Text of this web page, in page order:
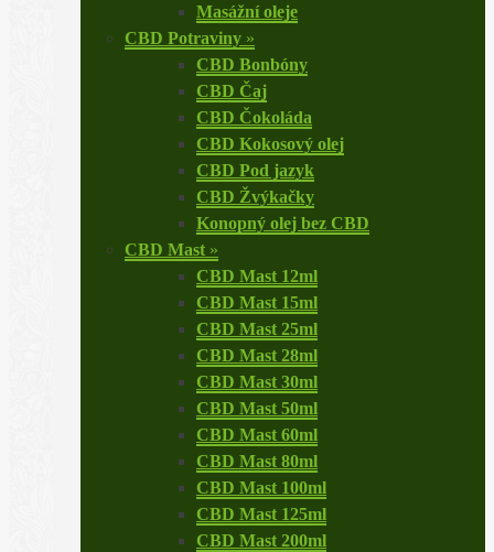
Masážní oleje
CBD Potraviny »
CBD Bonbóny
CBD Čaj
CBD Čokoláda
CBD Kokosový olej
CBD Pod jazyk
CBD Žvýkačky
Konopný olej bez CBD
CBD Mast »
CBD Mast 12ml
CBD Mast 15ml
CBD Mast 25ml
CBD Mast 28ml
CBD Mast 30ml
CBD Mast 50ml
CBD Mast 60ml
CBD Mast 80ml
CBD Mast 100ml
CBD Mast 125ml
CBD Mast 200ml